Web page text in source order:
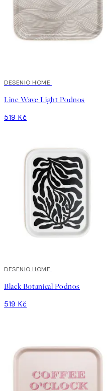
DESENIO HOME
Line Wave Light Podnos
519 Kč
DESENIO HOME
Black Botanical Podnos
519 Kč